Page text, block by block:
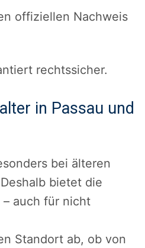
offiziellen Nachweis
rechtssicher.
in Passau und
bei älteren
bietet die
auch für nicht
Standort ab, ob von